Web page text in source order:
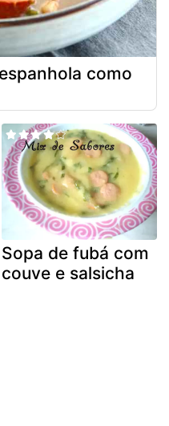
como
Sopa de fubá com
couve e salsicha